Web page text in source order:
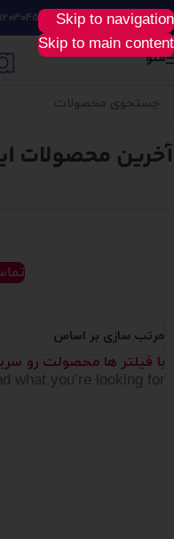
Skip to navigation
Skip to main content
خرید آسان، سریع و راحت :
منو
مرتب سازی بر اساس
با فیلتر ها محصولت رو
what you’re looking for.